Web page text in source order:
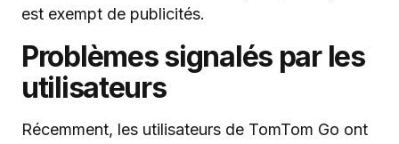
est exempt de publicités.
Problèmes signalés par les
utilisateurs
Récemment, les utilisateurs de TomTom Go ont